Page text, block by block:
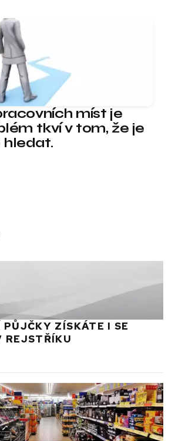
míst je
tkví v tom, že je
hledat.
PŮJČKY ZÍSKÁTE I SE
REJSTŘÍKU